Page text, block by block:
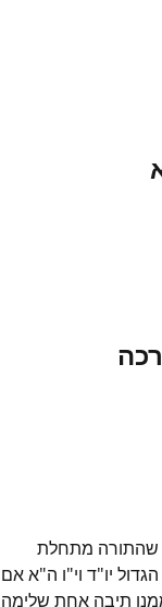
שהתורה מתחלת
יו"ד וי"ו ה"א אם
תיבה אחת שלימה